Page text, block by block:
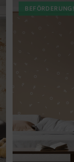
BEFÖRDERUNG!